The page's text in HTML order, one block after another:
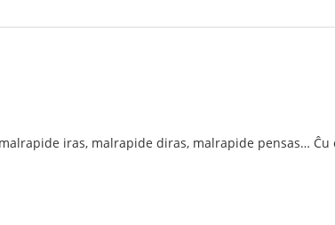
iras, malrapide diras, malrapide pensas… Ĉu